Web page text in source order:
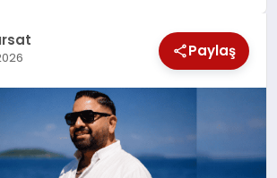
Paylaş